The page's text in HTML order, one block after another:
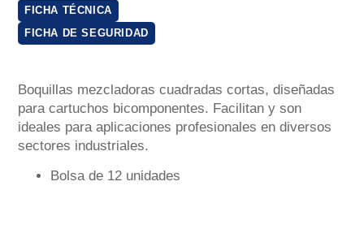
FICHA TÉCNICA
FICHA DE SEGURIDAD
Boquillas mezcladoras cuadradas cortas, diseñadas
para cartuchos bicomponentes. Facilitan y son
ideales para aplicaciones profesionales en diversos
sectores industriales.
Bolsa de 12 unidades